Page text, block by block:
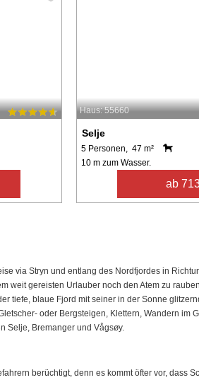
Haus: 55660
Selje
5 Personen, 47 m²
10 m zum Wasser.
ab
via Stryn und entlang des Nordfjordes in
weit gereisten Urlauber noch den Atem zu
tiefe, blaue Fjord mit seiner in der Sonne
oder Bergsteigen, Klettern, Wandern im
Selje, Bremanger und Vågsøy.
berüchtigt, denn es kommt öfter vor, dass